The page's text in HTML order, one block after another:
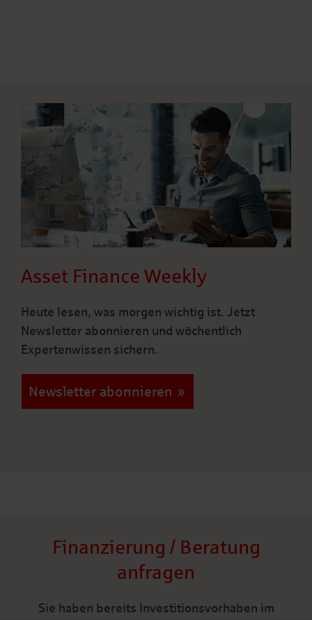
Asset Finance Weekly
Heute lesen, was morgen wichtig ist. Jetzt
Newsletter abonnieren und wöchentlich
Expertenwissen sichern.
Newsletter abonnieren
Finanzierung / Beratung
anfragen
Sie haben bereits Investitionsvorhaben im